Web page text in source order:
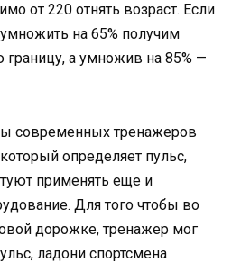
от 220 отнять возраст. Если
на 65% получим
а умножив на 85% —
современных тренажеров
определяет пульс,
применять еще и
Для того чтобы во
дорожке, тренажер мог
ладони спортсмена